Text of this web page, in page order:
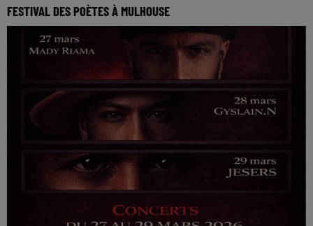
FESTIVAL DES POÈTES À MULHOUSE